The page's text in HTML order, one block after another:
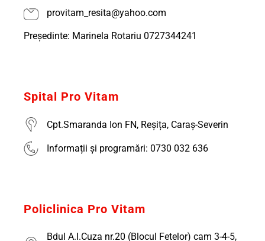
provitam_resita@yahoo.com
Președinte: Marinela Rotariu 0727344241
Spital Pro Vitam
Cpt.Smaranda Ion FN, Reșița, Caraș-Severin
Informații și programări: 0730 032 636
Policlinica Pro Vitam
Bdul A.I.Cuza nr.20 (Blocul Fetelor) cam 3-4-5,